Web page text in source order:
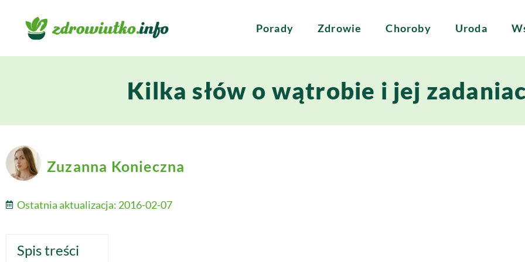
Porady Zdrowie Choroby Uroda
Kilka słów o wątrobie i jej
Zuzanna Konieczna
Ostatnia aktualizacja: 2016-02-07
Spis treści